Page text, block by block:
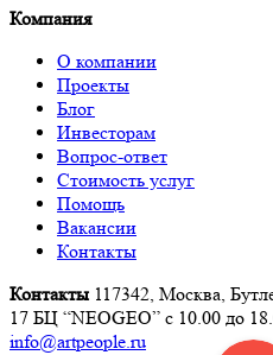
Компания
О компании
Проекты
Блог
Инвесторам
Вопрос-ответ
Стоимость услуг
Помощь
Вакансии
Контакты
Контакты 117342, Москва,
17 БЦ “NEOGEO” с 10.00 до
info@artpeople.ru